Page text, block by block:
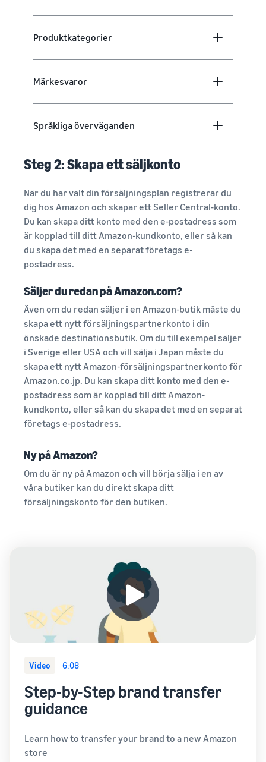
Produktkategorier
Märkesvaror
Språkliga överväganden
Steg 2: Skapa ett säljkonto
När du har valt din försäljningsplan registrerar du
dig hos Amazon och skapar ett Seller Central-konto.
Du kan skapa ditt konto med den e-postadress som
är kopplad till ditt Amazon-kundkonto, eller så kan
du skapa det med en separat företags e-
postadress.
Säljer du redan på Amazon.com?
Även om du redan säljer i en Amazon-butik måste du
skapa ett nytt försäljningspartnerkonto i din
önskade destinationsbutik. Om du till exempel säljer
i Sverige eller USA och vill sälja i Japan måste du
skapa ett nytt Amazon-försäljningspartnerkonto för
Amazon.co.jp. Du kan skapa ditt konto med den e-
postadress som är kopplad till ditt Amazon-
kundkonto, eller så kan du skapa det med en separat
företags e-postadress.
Ny på Amazon?
Om du är ny på Amazon och vill börja sälja i en av
våra butiker kan du direkt skapa ditt
försäljningskonto för den butiken.
Video 6:08
Step-by-Step brand transfer
guidance
Learn how to transfer your brand to a new Amazon
store